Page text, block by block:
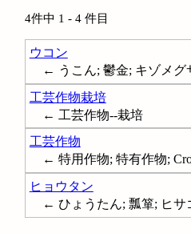
4件中 1 - 4 件目
ウコン
← うこん; 鬱金; キゾメグ
工芸作物栽培
← 工芸作物--栽培
工芸作物
← 特用作物; 特有作物;
ヒョウタン
← ひょうたん; 瓢箪; ヒサ